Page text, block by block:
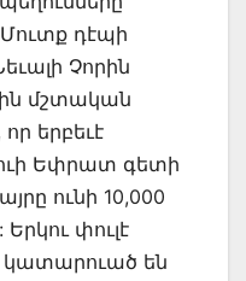
դէպի
Չորին
մշտական
երբեւէ
Եփրատ գետի
ունի 10,000
փուլէ
կատարուած են